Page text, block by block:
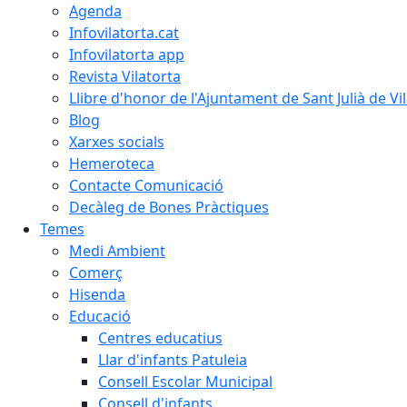
Agenda
Infovilatorta.cat
Infovilatorta app
Revista Vilatorta
Llibre d'honor de l'Ajuntament de Sant Julià de
Blog
Xarxes socials
Hemeroteca
Contacte Comunicació
Decàleg de Bones Pràctiques
Temes
Medi Ambient
Comerç
Hisenda
Educació
Centres educatius
Llar d'infants Patuleia
Consell Escolar Municipal